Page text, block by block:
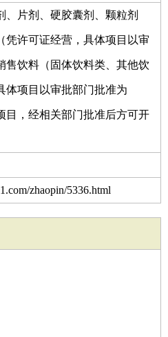
片剂、硬胶囊剂、颗粒剂
凭许可证经营，具体项目以审
售饮料（固体饮料类、其他饮
体项目以审批部门批准为
目，经相关部门批准后方可开
zhaopin/5336.html